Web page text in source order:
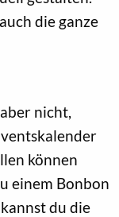
die ganze
nicht,
können
einem Bonbon
du die